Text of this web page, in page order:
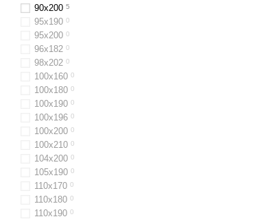
90x200 5
95х190 0
95х200 0
96х182 0
98х202 0
100x160 0
100х180 0
100х190 0
100х196 0
100x200 0
100х210 0
104x200 0
105х190 0
110х170 0
110x180 0
110x190 0